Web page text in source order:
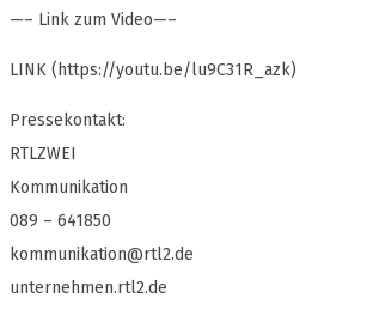
—– Link zum Video—–
LINK (https://youtu.be/lu9C31R_azk)
Pressekontakt:
RTLZWEI
Kommunikation
089 – 641850
kommunikation@rtl2.de
unternehmen.rtl2.de